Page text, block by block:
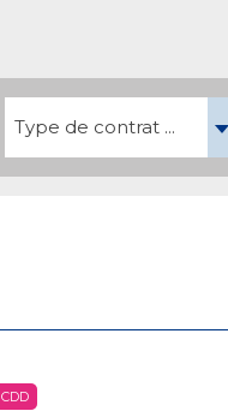
Type de contrat ...
CDD